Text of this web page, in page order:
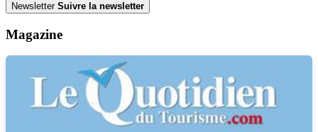
Newsletter Suivre la newsletter
Magazine